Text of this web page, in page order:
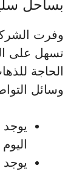
بساحل
وفرت
تسهل على
الحاجة
وسائل